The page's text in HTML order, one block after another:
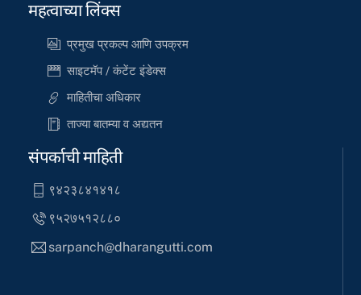
महत्वाच्या लिंक्स
प्रमुख प्रकल्प आणि उपक्रम
साइटमॅप / कंटेंट इंडेक्स
माहितीचा अधिकार
ताज्या बातम्या व अद्यतन
संपर्काची माहिती
९४२३८४१४१८
९५२७५१२८८०
sarpanch@dharangutti.com